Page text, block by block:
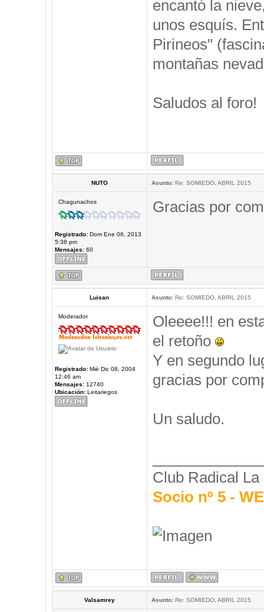
encantó la
unos esquís.
Pirineos"
montañas
Saludos al foro!
NUTO Asunto:Re: SOMIEDO, ABRIL 2015
Chagunachos
Registrado:Dom Ene 06, 2013
5:38 pm
Mensajes:60
Gracias por
Luisan Asunto:Re: SOMIEDO, ABRIL 2015
Moderador
Registrado:Mié Dic 08, 2004
12:46 am
Mensajes:12740
Ubicación:Leitariegos
Oleeee!!! en
el retoño
Y en segundo
gracias por
Un saludo.
Club Radical La
Socio nº 5 -
Valsamrey Asunto:Re: SOMIEDO, ABRIL 2015